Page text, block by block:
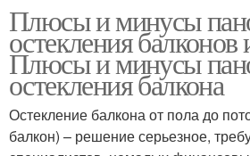
Плюсы и минусы
остекления
Плюсы и минусы
остекления балкона
Остекление балкона от пола до
балкон) – решение серьезное,